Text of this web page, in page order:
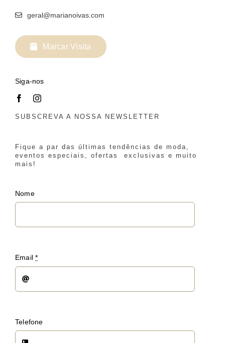
geral@marianoivas.com
Marcar Visita
Siga-nos
SUBSCREVA A NOSSA NEWSLETTER
Fique a par das últimas tendências de moda,
eventos especiais, ofertas exclusivas e muito
mais!
Nome
Email*
Telefone